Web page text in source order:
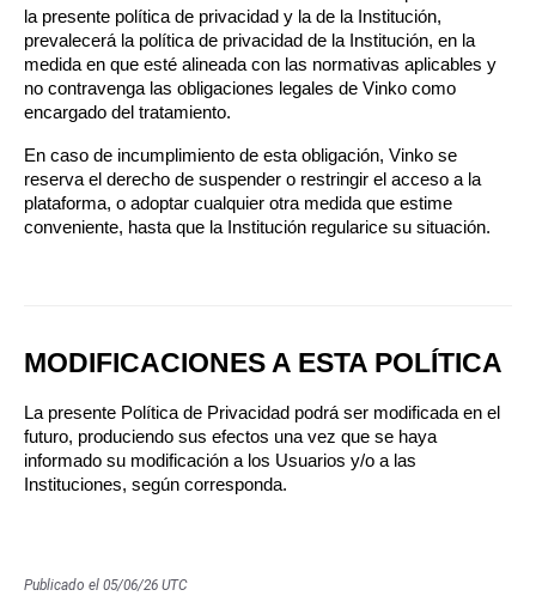
la presente política de privacidad y la de la Institución,
prevalecerá la política de privacidad de la Institución, en la
medida en que esté alineada con las normativas aplicables y
no contravenga las obligaciones legales de Vinko como
encargado del tratamiento.
En caso de incumplimiento de esta obligación, Vinko se
reserva el derecho de suspender o restringir el acceso a la
plataforma, o adoptar cualquier otra medida que estime
conveniente, hasta que la Institución regularice su situación.
MODIFICACIONES A ESTA POLÍTICA
La presente Política de Privacidad podrá ser modificada en el
futuro, produciendo sus efectos una vez que se haya
informado su modificación a los Usuarios y/o a las
Instituciones, según corresponda.
Publicado el 05/06/26 UTC